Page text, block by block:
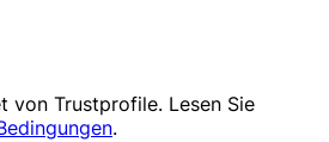
von Trustprofile. Lesen Sie
.